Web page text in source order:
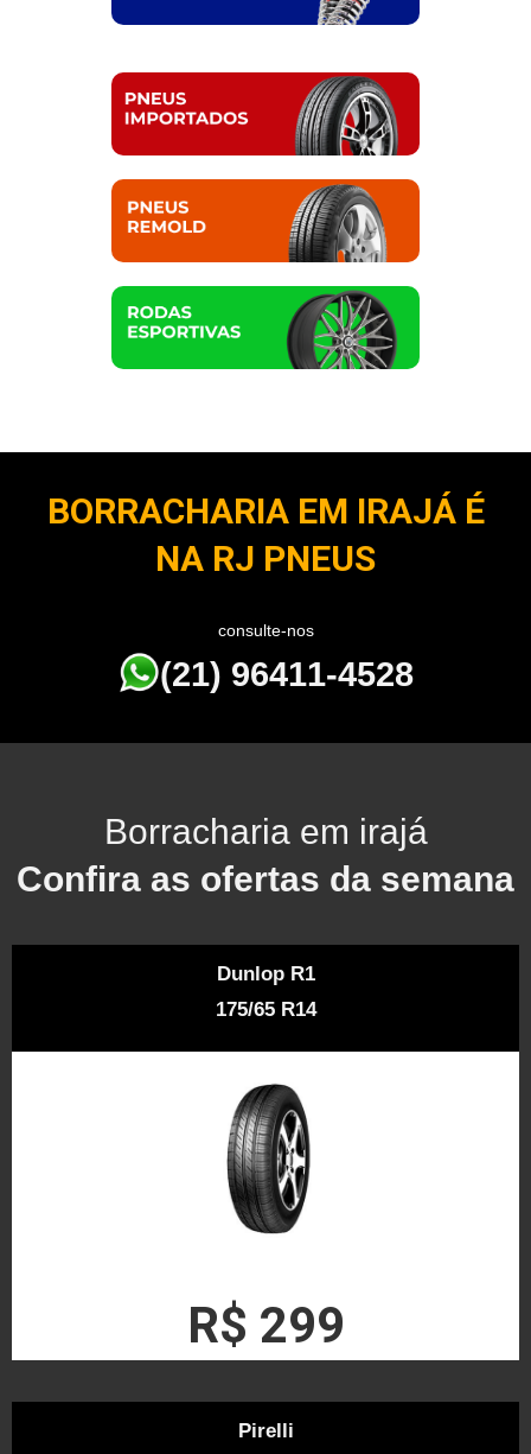
BORRACHARIA EM IRAJÁ É
NA RJ PNEUS
consulte-nos
(21) 96411-4528
Borracharia em irajá
Confira as ofertas da semana
Dunlop R1
175/65 R14
R$ 299
Pirelli